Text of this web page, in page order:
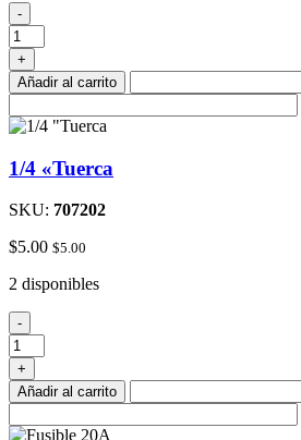
3
"Bit
#
2
Phillips
-
+
Añadir al carrito
1/4 «Tuerca
SKU: 707202
$5.00 $5.00
2 disponibles
1/4
"Tuerca
cantidad
-
+
Añadir al carrito